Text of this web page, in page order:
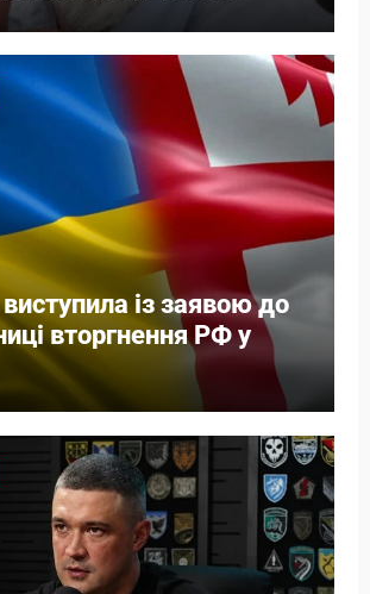
справою
із заявою до
вторгнення РФ у